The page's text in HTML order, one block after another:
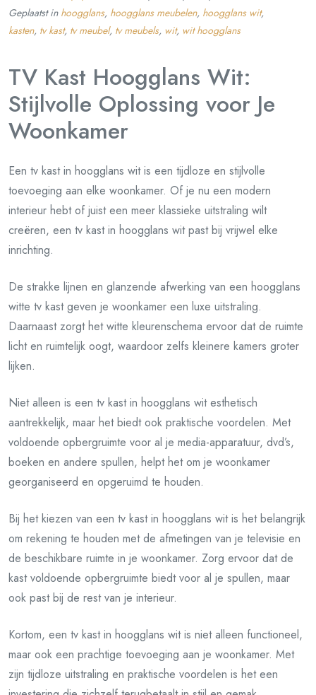
Geplaatst in hoogglans, hoogglans meubelen, hoogglans wit,
kasten, tv kast, tv meubel, tv meubels, wit, wit hoogglans
TV Kast Hoogglans Wit:
Stijlvolle Oplossing voor Je
Woonkamer
Een tv kast in hoogglans wit is een tijdloze en stijlvolle
toevoeging aan elke woonkamer. Of je nu een modern
interieur hebt of juist een meer klassieke uitstraling wilt
creëren, een tv kast in hoogglans wit past bij vrijwel elke
inrichting.
De strakke lijnen en glanzende afwerking van een hoogglans
witte tv kast geven je woonkamer een luxe uitstraling.
Daarnaast zorgt het witte kleurenschema ervoor dat de ruimte
licht en ruimtelijk oogt, waardoor zelfs kleinere kamers groter
lijken.
Niet alleen is een tv kast in hoogglans wit esthetisch
aantrekkelijk, maar het biedt ook praktische voordelen. Met
voldoende opbergruimte voor al je media-apparatuur, dvd’s,
boeken en andere spullen, helpt het om je woonkamer
georganiseerd en opgeruimd te houden.
Bij het kiezen van een tv kast in hoogglans wit is het belangrijk
om rekening te houden met de afmetingen van je televisie en
de beschikbare ruimte in je woonkamer. Zorg ervoor dat de
kast voldoende opbergruimte biedt voor al je spullen, maar
ook past bij de rest van je interieur.
Kortom, een tv kast in hoogglans wit is niet alleen functioneel,
maar ook een prachtige toevoeging aan je woonkamer. Met
zijn tijdloze uitstraling en praktische voordelen is het een